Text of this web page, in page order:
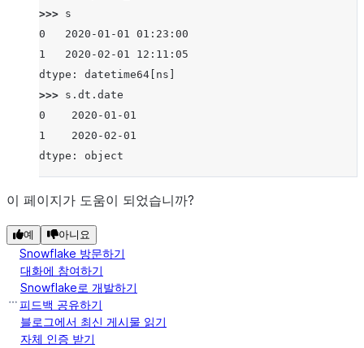
>>> s
0   2020-01-01 01:23:00
1   2020-02-01 12:11:05
dtype: datetime64[ns]
>>> s . dt . date
0    2020-01-01
1    2020-02-01
dtype: object
이 페이지가 도움이 되었습니까?
예 아니요
Snowflake 방문하기
대화에 참여하기
Snowflake로 개발하기
피드백 공유하기
블로그에서 최신 게시물 읽기
자체 인증 받기